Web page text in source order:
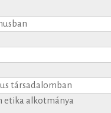
társadalomban
etika alkotmánya